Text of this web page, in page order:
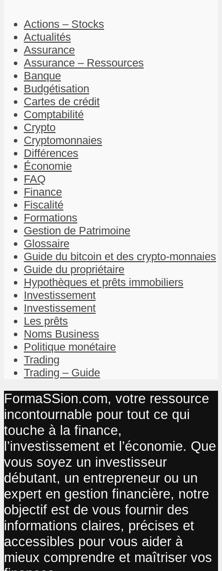
Actions – Stocks
Actualités
Assurance
Assurance – Ressources
Banque
Budgétisation
Cartes de crédit
Comptabilité
Crypto
Cryptomonnaies
Différences
Économie
FAQ
Finance
Fiscalité
Formations
Gestion de Patrimoine
Glossaire
Guide du bitcoin et des crypto-monnaies
Guide du propriétaire
Hypothèques et prêts immobiliers
Investissement
Investissement
Les prêts
Noms Business
Politique monétaire
Trading
Trading – Guide
FormaSSion.com, votre ressource
incontournable pour tout ce qui
touche à la finance,
l’investissement et l’économie. Que
vous soyez un investisseur
débutant, un entrepreneur ou un
expert en gestion financière, notre
objectif est de vous fournir des
informations claires, précises et
accessibles pour vous aider à
mieux comprendre et maîtriser vos